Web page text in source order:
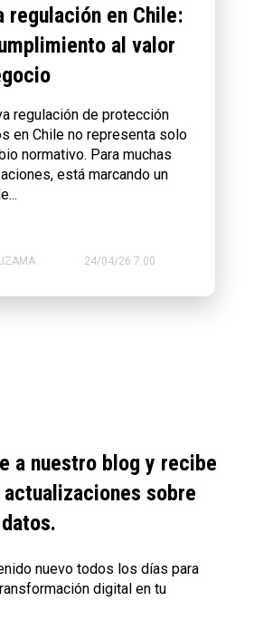
regulación en Chile:
al valor
regulación de protección
en Chile no representa solo
normativo. Para muchas
está marcando un
24/04/26 7:00
a nuestro blog y recibe
actualizaciones sobre
nuevo todos los días para
digital en tu